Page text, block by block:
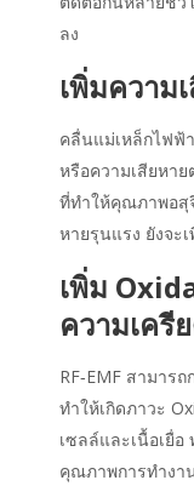
ลง
เพิ่มความ
คลื่นแม่เหล็กไฟฟ้
หรือความเสียหา
ที่ทำให้คุณภาพอสุ
หายรุนแรง ยังจะ
เพิ่ม
ความเครี
RF‑EMF สามาร
ทำให้เกิดภาวะ
เซลล์และเนื้อเยื่
คุณภาพการทำงา